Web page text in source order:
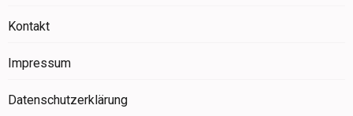
Kontakt
Impressum
Datenschutzerklärung